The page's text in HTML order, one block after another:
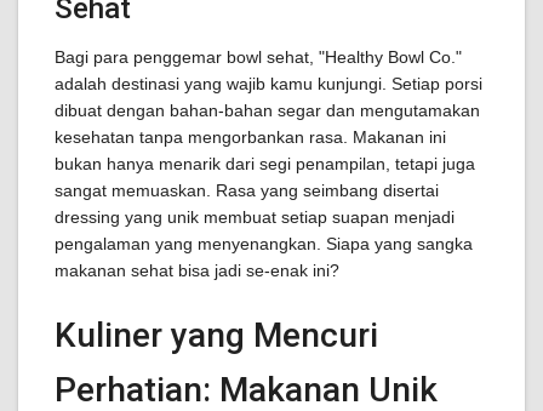
Sehat
Bagi para penggemar bowl sehat, "Healthy Bowl Co."
adalah destinasi yang wajib kamu kunjungi. Setiap porsi
dibuat dengan bahan-bahan segar dan mengutamakan
kesehatan tanpa mengorbankan rasa. Makanan ini
bukan hanya menarik dari segi penampilan, tetapi juga
sangat memuaskan. Rasa yang seimbang disertai
dressing yang unik membuat setiap suapan menjadi
pengalaman yang menyenangkan. Siapa yang sangka
makanan sehat bisa jadi se-enak ini?
Kuliner yang Mencuri
Perhatian: Makanan Unik